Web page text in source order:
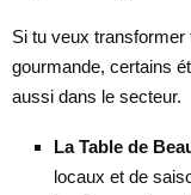
Si tu veux transformer
gourmande, certains
aussi dans le secteur.
La Table de
locaux et de